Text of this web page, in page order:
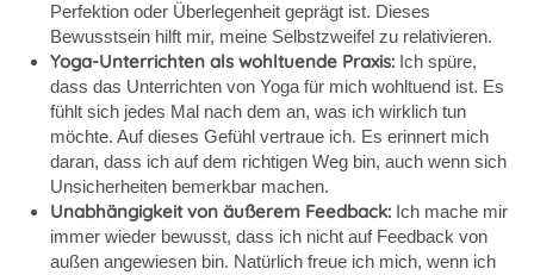
Perfektion oder Überlegenheit geprägt ist. Dieses
Bewusstsein hilft mir, meine Selbstzweifel zu relativieren.
Yoga-Unterrichten als wohltuende Praxis:Ich spüre,
dass das Unterrichten von Yoga für mich wohltuend ist. Es
fühlt sich jedes Mal nach dem an, was ich wirklich tun
möchte. Auf dieses Gefühl vertraue ich. Es erinnert mich
daran, dass ich auf dem richtigen Weg bin, auch wenn sich
Unsicherheiten bemerkbar machen.
Unabhängigkeit von äußerem Feedback:Ich mache mir
immer wieder bewusst, dass ich nicht auf Feedback von
außen angewiesen bin. Natürlich freue ich mich, wenn ich